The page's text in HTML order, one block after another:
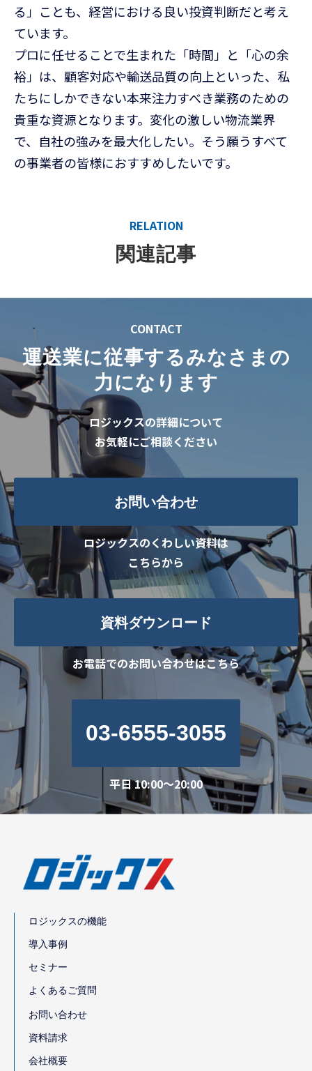
る」ことも、経営における良い投資判断だと考え
ています。
プロに任せることで生まれた「時間」と「心の余
裕」は、顧客対応や輸送品質の向上といった、私
たちにしかできない本来注力すべき業務のための
貴重な資源となります。変化の激しい物流業界
で、自社の強みを最大化したい。そう願うすべて
の事業者の皆様におすすめしたいです。
RELATION
関連記事
CONTACT
運送業に従事するみなさまの
力になります
ロジックスの詳細について
お気軽にご相談ください
お問い合わせ
ロジックスのくわしい資料は
こちらから
資料ダウンロード
お電話でのお問い合わせはこちら
03-6555-3055
平日 10:00～20:00
ロジックスの機能
導入事例
セミナー
よくあるご質問
お問い合わせ
資料請求
会社概要